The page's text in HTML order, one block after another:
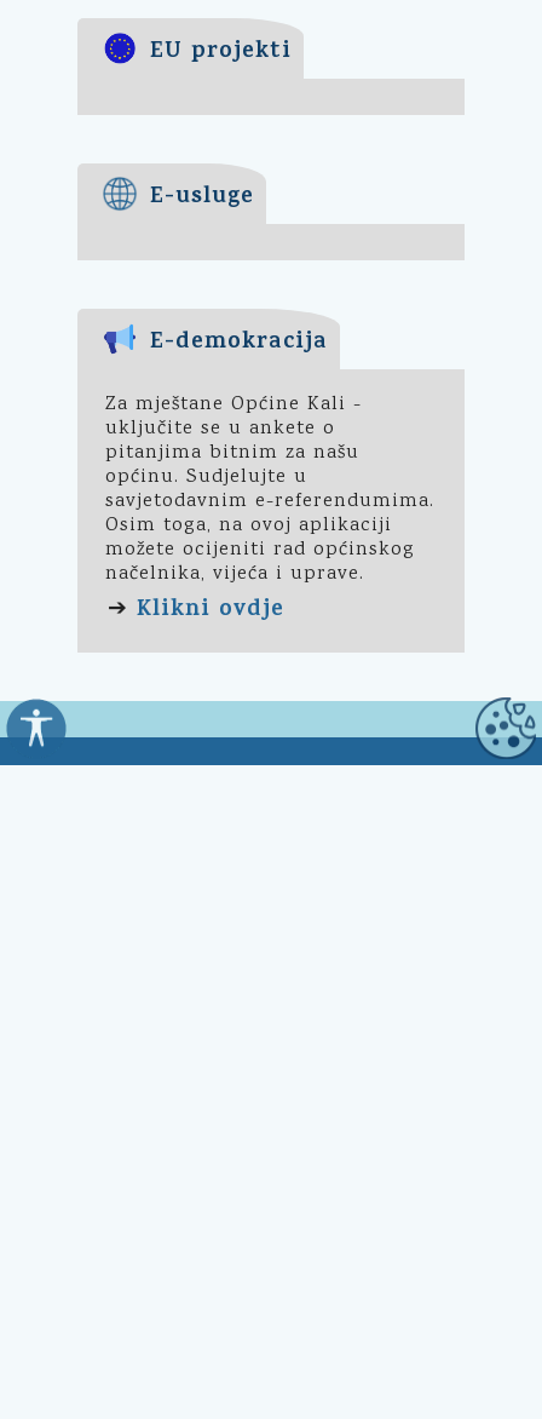
EU projekti
E-usluge
E-demokracija
Za mještane Općine Kali -
uključite se u ankete o
pitanjima bitnim za našu
općinu. Sudjelujte u
savjetodavnim e-referendumima.
Osim toga, na ovoj aplikaciji
možete ocijeniti rad općinskog
načelnika, vijeća i uprave.
➔ Klikni ovdje